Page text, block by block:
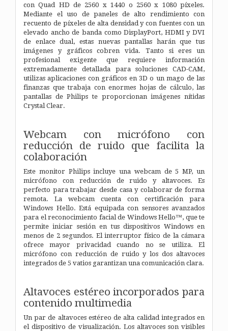
con Quad HD de 2560 x 1440 o 2560 x 1080 píxeles.
Mediante el uso de paneles de alto rendimiento con
recuento de píxeles de alta densidad y con fuentes con un
elevado ancho de banda como DisplayPort, HDMI y DVI
de enlace dual, estas nuevas pantallas harán que tus
imágenes y gráficos cobren vida. Tanto si eres un
profesional exigente que requiere información
extremadamente detallada para soluciones CAD-CAM,
utilizas aplicaciones con gráficos en 3D o un mago de las
finanzas que trabaja con enormes hojas de cálculo, las
pantallas de Philips te proporcionan imágenes nítidas
Crystal Clear.
Webcam con micrófono con
reducción de ruido que facilita la
colaboración
Este monitor Philips incluye una webcam de 5 MP, un
micrófono con reducción de ruido y altavoces. Es
perfecto para trabajar desde casa y colaborar de forma
remota. La webcam cuenta con certificación para
Windows Hello. Está equipada con sensores avanzados
para el reconocimiento facial de Windows Hello™, que te
permite iniciar sesión en tus dispositivos Windows en
menos de 2 segundos. El interruptor físico de la cámara
ofrece mayor privacidad cuando no se utiliza. El
micrófono con reducción de ruido y los dos altavoces
integrados de 5 vatios garantizan una comunicación clara.
Altavoces estéreo incorporados para
contenido multimedia
Un par de altavoces estéreo de alta calidad integrados en
el dispositivo de visualización. Los altavoces son visibles